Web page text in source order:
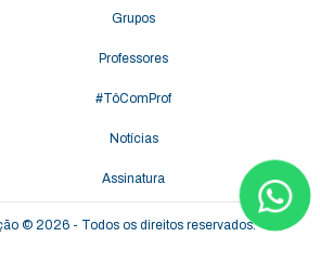
Grupos
Professores
#TôComProf
Notícias
Assinatura
© 2026 - Todos os direitos reservados.